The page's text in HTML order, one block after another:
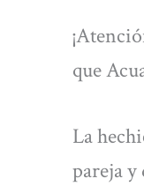
que
La
pareja